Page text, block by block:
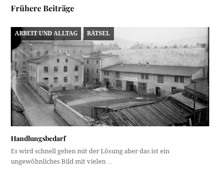
Frühere Beiträge
ARBEIT UND ALLTAG RÄTSEL
Handlungsbedarf
Es wird schnell gehen mit der Lösung aber das ist ein
ungewöhnliches Bild mit vielen…